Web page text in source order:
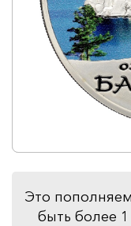
Это
быть более